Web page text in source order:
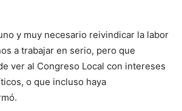
y muy necesario reivindicar la labor
a trabajar en serio, pero que
ver al Congreso Local con intereses
o que incluso haya